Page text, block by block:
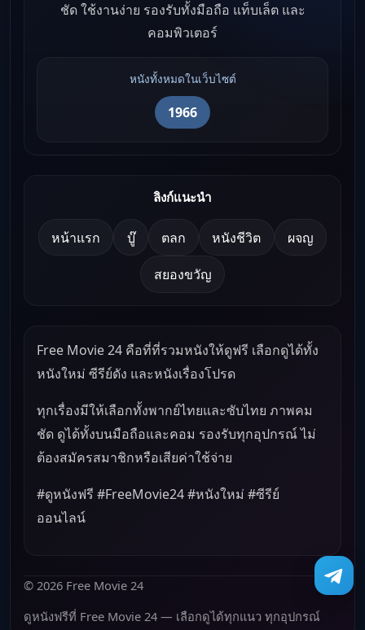
ชัด ใช้งานง่าย รองรับทั้งมือถือ แท็บเล็ต และ
คอมพิวเตอร์
หนังทั้งหมดในเว็บไซต์
1966
ลิงก์แนะนำ
หน้าแรก บู๊ ตลก หนังชีวิต ผจญ
สยองขวัญ
Free Movie 24 คือที่ที่รวมหนังให้ดูฟรี เลือกดูได้ทั้ง
หนังใหม่ ซีรีย์ดัง และหนังเรื่องโปรด
ทุกเรื่องมีให้เลือกทั้งพากย์ไทยและซับไทย ภาพคม
ชัด ดูได้ทั้งบนมือถือและคอม รองรับทุกอุปกรณ์ ไม่
ต้องสมัครสมาชิกหรือเสียค่าใช้จ่าย
#ดูหนังฟรี #FreeMovie24 #หนังใหม่ #ซีรีย์
ออนไลน์
© 2026 Free Movie 24
ดูหนังฟรีที่ Free Movie 24 — เลือกดูได้ทุกแนว ทุกอุปกรณ์